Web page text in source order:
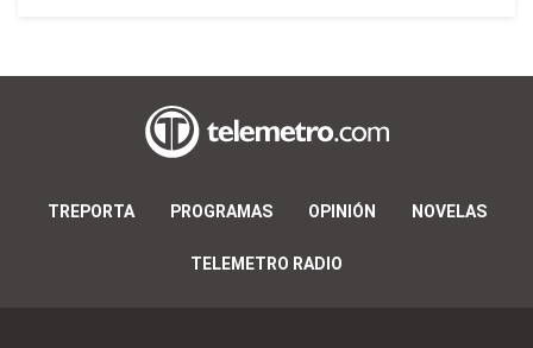
TREPORTA PROGRAMAS OPINIÓN NOVELAS
TELEMETRO RADIO